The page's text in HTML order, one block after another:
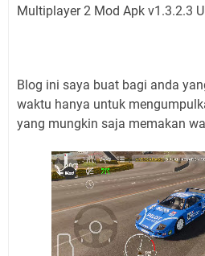
Multiplayer 2 Mod Apk v1.3.2.3
Blog ini saya buat bagi anda
waktu hanya untuk
yang mungkin saja memakan